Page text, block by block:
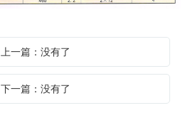
上一篇：没有了
下一篇：没有了